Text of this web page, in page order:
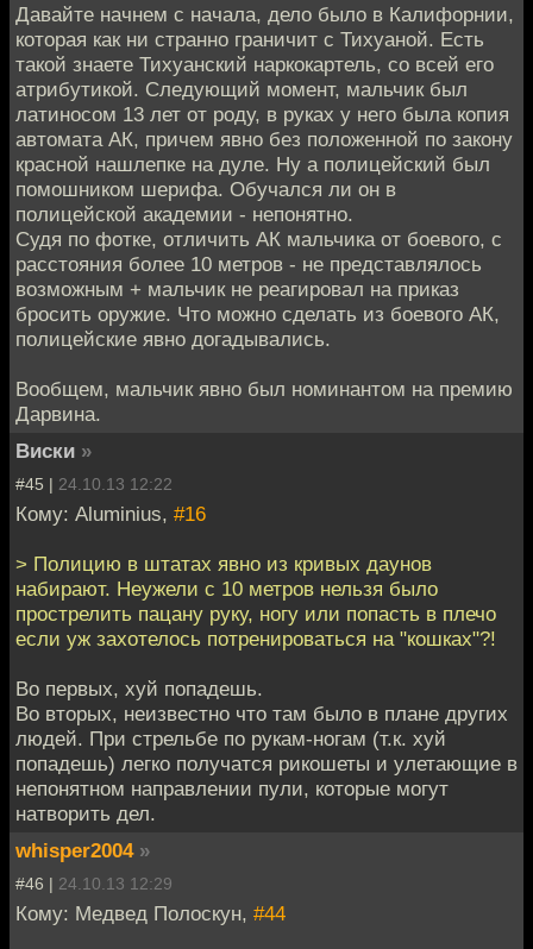
Давайте начнем с начала, дело было в Калифорнии,
которая как ни странно граничит с Тихуаной. Есть
такой знаете Тихуанский наркокартель, со всей его
атрибутикой. Следующий момент, мальчик был
латиносом 13 лет от роду, в руках у него была копия
автомата АК, причем явно без положенной по закону
красной нашлепке на дуле. Ну а полицейский был
помошником шерифа. Обучался ли он в
полицейской академии - непонятно.
Судя по фотке, отличить АК мальчика от боевого, с
расстояния более 10 метров - не представлялось
возможным + мальчик не реагировал на приказ
бросить оружие. Что можно сделать из боевого АК,
полицейские явно догадывались.
Вообщем, мальчик явно был номинантом на премию
Дарвина.
Виски »
#45 | 24.10.13 12:22
Кому: Aluminius, #16
> Полицию в штатах явно из кривых даунов
набирают. Неужели с 10 метров нельзя было
прострелить пацану руку, ногу или попасть в плечо
если уж захотелось потренироваться на "кошках"?!
Во первых, хуй попадешь.
Во вторых, неизвестно что там было в плане других
людей. При стрельбе по рукам-ногам (т.к. хуй
попадешь) легко получатся рикошеты и улетающие в
непонятном направлении пули, которые могут
натворить дел.
whisper2004 »
#46 | 24.10.13 12:29
Кому: Медвед Полоскун, #44